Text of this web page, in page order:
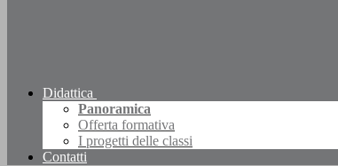
Didattica
Panoramica
Offerta formativa
I progetti delle classi
Contatti